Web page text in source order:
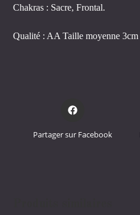
Chakras : Sacre, Frontal.
Qualité : AA Taille moyenne 3cm
Opens
new
Partager sur Facebook